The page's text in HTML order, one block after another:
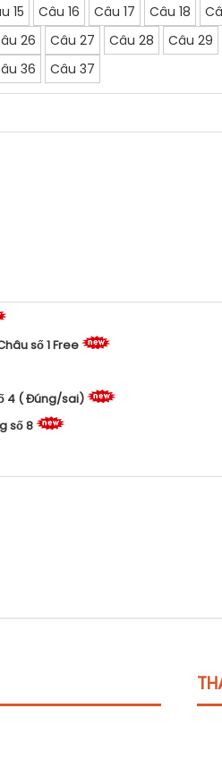
15 Câu 16 Câu 17 Câu 18
26 Câu 27 Câu 28 Câu 29
36 Câu 37
số 1 Free
4 ( Đúng/sai)
số 8